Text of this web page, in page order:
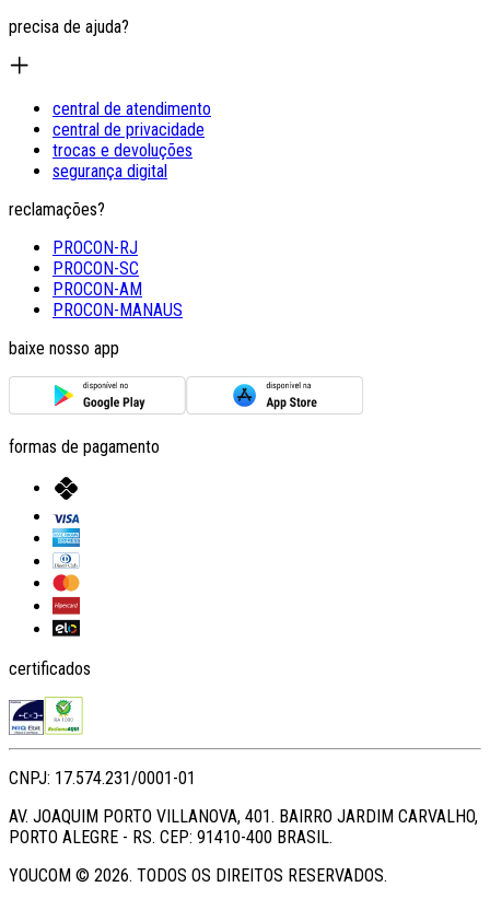
precisa de ajuda?
central de atendimento
central de privacidade
trocas e devoluções
segurança digital
reclamações?
PROCON-RJ
PROCON-SC
PROCON-AM
PROCON-MANAUS
baixe nosso app
formas de pagamento
certificados
CNPJ: 17.574.231/0001-01
AV. JOAQUIM PORTO VILLANOVA, 401. BAIRRO JARDIM CARVALHO,
PORTO ALEGRE - RS. CEP: 91410-400 BRASIL.
YOUCOM © 2026. TODOS OS DIREITOS RESERVADOS.